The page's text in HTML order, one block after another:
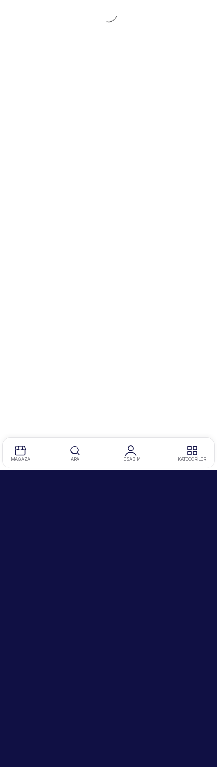
MAĞAZA ARA HESABIM KATEGORİLER